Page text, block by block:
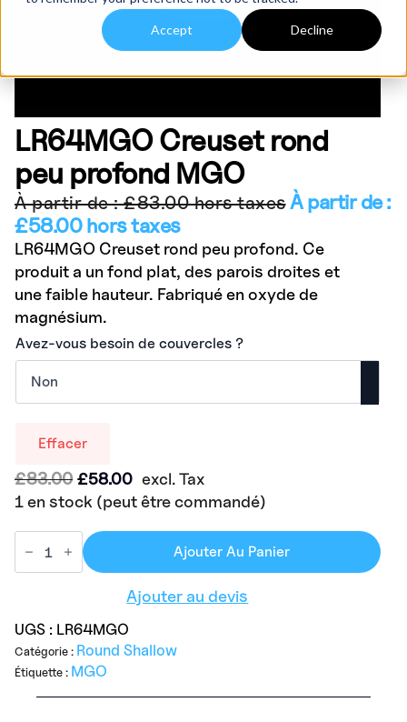
Accept Decline
LR64MGO Creuset rond
peu profond MGO
À partir de :£83.00hors taxesÀ partir de :
£58.00hors taxes
LR64MGO Creuset rond peu profond. Ce
produit a un fond plat, des parois droites et
une faible hauteur. Fabriqué en oxyde de
magnésium.
Avez-vous besoin de couvercles ?
Effacer
£83.00 Le
prix
était :
£83.00.
£58.00Le
prix
£58.00.
excl. Tax
1 en stock (peut être commandé)
Ajouter Au Panier
Ajouter au devis
UGS : LR64MGO
Catégorie : Round Shallow
Étiquette : MGO